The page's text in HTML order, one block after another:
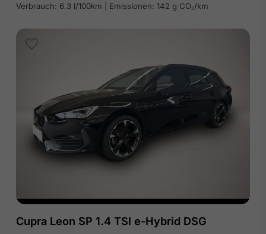
Verbrauch: 6.3 l/100km | Emissionen: 142 g CO₂/km
Cupra Leon SP 1.4 TSI e-Hybrid DSG